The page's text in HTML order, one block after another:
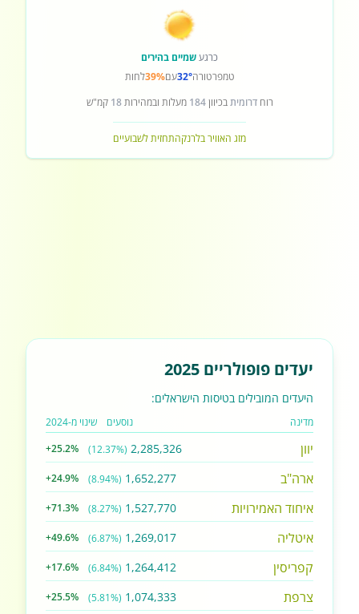
כרגעשמיים בהירים
טמפרטורה32°עם39%לחות
רוחדרומיתבכיוון184 מעלות ובמהירות18 קמ"ש
מזג האוויר בלרנקהתחזית לשבועיים
יעדים פופולריים 2025
היעדים המובילים בטיסות הישראלים:
מדינה נוסעים שינוי מ-2024
יוון 2,285,326
(12.37%)
+25.2%
ארה"ב 1,652,277
(8.94%)
+24.9%
איחוד האמירויות 1,527,770
(8.27%)
+71.3%
איטליה 1,269,017
(6.87%)
+49.6%
קפריסין 1,264,412
(6.84%)
+17.6%
צרפת 1,074,333
(5.81%)
+25.5%